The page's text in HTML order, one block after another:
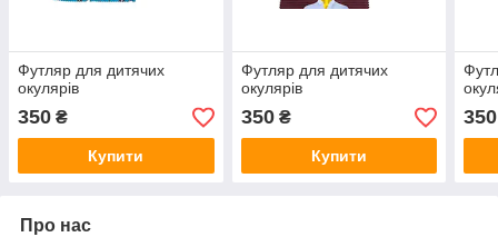
Футляр для дитячих
окулярів
350 ₴
Купити
Футляр для дитячих
окулярів
350₴
Купити
350
Про нас